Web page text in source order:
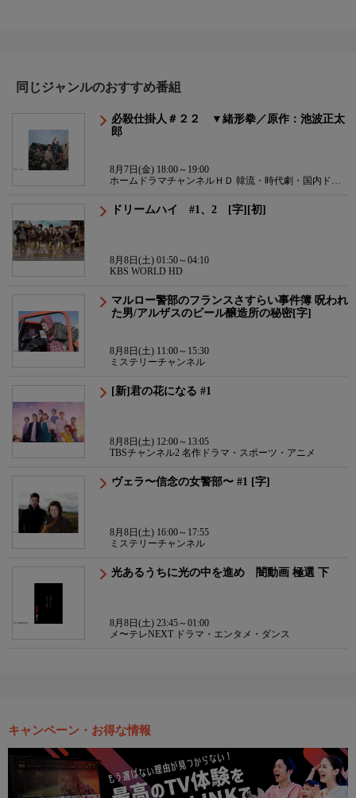
同じジャンルのおすすめ番組
必殺仕掛人＃２２ ▼緒形拳／原作：池波正太
郎
8月7日(金) 18:00～19:00
ホームドラマチャンネルＨＤ 韓流・時代劇・国内ドラ
ドリームハイ #1、2 [字][初]
8月8日(土) 01:50～04:10
KBS WORLD HD
マルロー警部のフランスさすらい事件簿 呪われ
た男/アルザスのビール醸造所の秘密[字]
8月8日(土) 11:00～15:30
ミステリーチャンネル
[新]君の花になる #1
8月8日(土) 12:00～13:05
TBSチャンネル2 名作ドラマ・スポーツ・アニメ
ヴェラ〜信念の女警部〜 #1 [字]
8月8日(土) 16:00～17:55
ミステリーチャンネル
光あるうちに光の中を進め 闇動画 極選 下
8月8日(土) 23:45～01:00
メ〜テレNEXT ドラマ・エンタメ・ダンス
キャンペーン・お得な情報